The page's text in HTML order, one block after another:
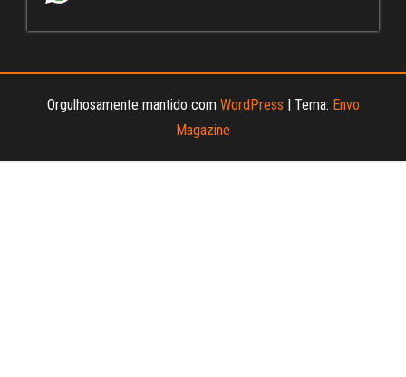
Orgulhosamente mantido com WordPress | Tema: Envo
Magazine